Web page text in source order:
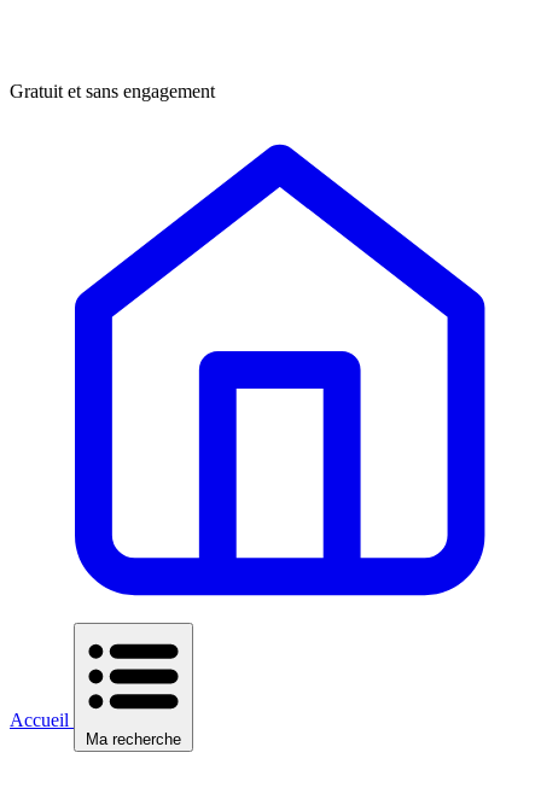
Gratuit et sans engagement
Accueil
Ma recherche